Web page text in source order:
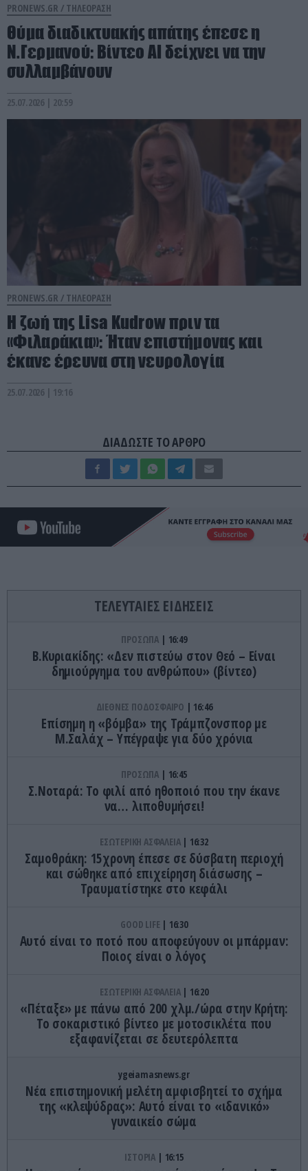
PRONEWS.GR / ΤΗΛΕΟΡΑΣΗ
Θύμα διαδικτυακής απάτης έπεσε η
Ν.Γερμανού: Bίντεο ΑΙ δείχνει να την
συλλαμβάνουν
25.07.2026 | 20:59
PRONEWS.GR / ΤΗΛΕΟΡΑΣΗ
Η ζωή της Lisa Kudrow πριν τα
«Φιλαράκια»: Ήταν επιστήμονας και
έκανε έρευνα στη νευρολογία
25.07.2026 | 19:16
ΔΙΑΔΩΣΤΕ ΤΟ ΑΡΘΡΟ
ΤΕΛΕΥΤΑΙΕΣ ΕΙΔΗΣΕΙΣ
ΠΡΟΣΩΠΑ 16:49
Β.Κυριακίδης: «Δεν πιστεύω στον Θεό – Είναι
δημιούργημα του ανθρώπου» (βίντεο)
ΔΙΕΘΝΕΣ ΠΟΔΟΣΦΑΙΡΟ 16:46
Επίσημη η «βόμβα» της Τράμπζονσπορ με
Μ.Σαλάχ – Υπέγραψε για δύο χρόνια
ΠΡΟΣΩΠΑ 16:45
Σ.Νοταρά: Το φιλί από ηθοποιό που την έκανε
να… λιποθυμήσει!
ΕΣΩΤΕΡΙΚΗ ΑΣΦΑΛΕΙΑ 16:32
Σαμοθράκη: 15χρονη έπεσε σε δύσβατη περιοχή
και σώθηκε από επιχείρηση διάσωσης –
Τραυματίστηκε στο κεφάλι
GOOD LIFE 16:30
Αυτό είναι το ποτό που αποφεύγουν οι μπάρμαν:
Ποιος είναι ο λόγος
ΕΣΩΤΕΡΙΚΗ ΑΣΦΑΛΕΙΑ 16:20
«Πέταξε» με πάνω από 200 χλμ./ώρα στην Κρήτη:
Το σοκαριστικό βίντεο με μοτοσικλέτα που
εξαφανίζεται σε δευτερόλεπτα
ygeiamasnews.gr
Νέα επιστημονική μελέτη αμφισβητεί το σχήμα
της «κλεψύδρας»: Αυτό είναι το «ιδανικό»
γυναικείο σώμα
ΙΣΤΟΡΙΑ 16:15